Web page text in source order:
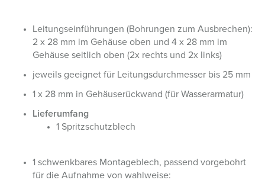
Leitungseinführungen (Bohrungen zum Ausbrechen):
2 x 28 mm im Gehäuse oben und 4 x 28 mm im
Gehäuse seitlich oben (2x rechts und 2x links)
jeweils geeignet für Leitungsdurchmesser bis 25 mm
1 x 28 mm in Gehäuserückwand (für Wasserarmatur)
Lieferumfang
1 Spritzschutzblech
1 schwenkbares Montageblech, passend vorgebohrt
für die Aufnahme von wahlweise: